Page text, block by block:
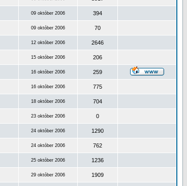
09 október 2006 394
09 október 2006 70
12 október 2006 2646
15 október 2006 206
16 október 2006 259
16 október 2006 775
18 október 2006 704
23 október 2006 0
24 október 2006 1290
24 október 2006 762
25 október 2006 1236
29 október 2006 1909